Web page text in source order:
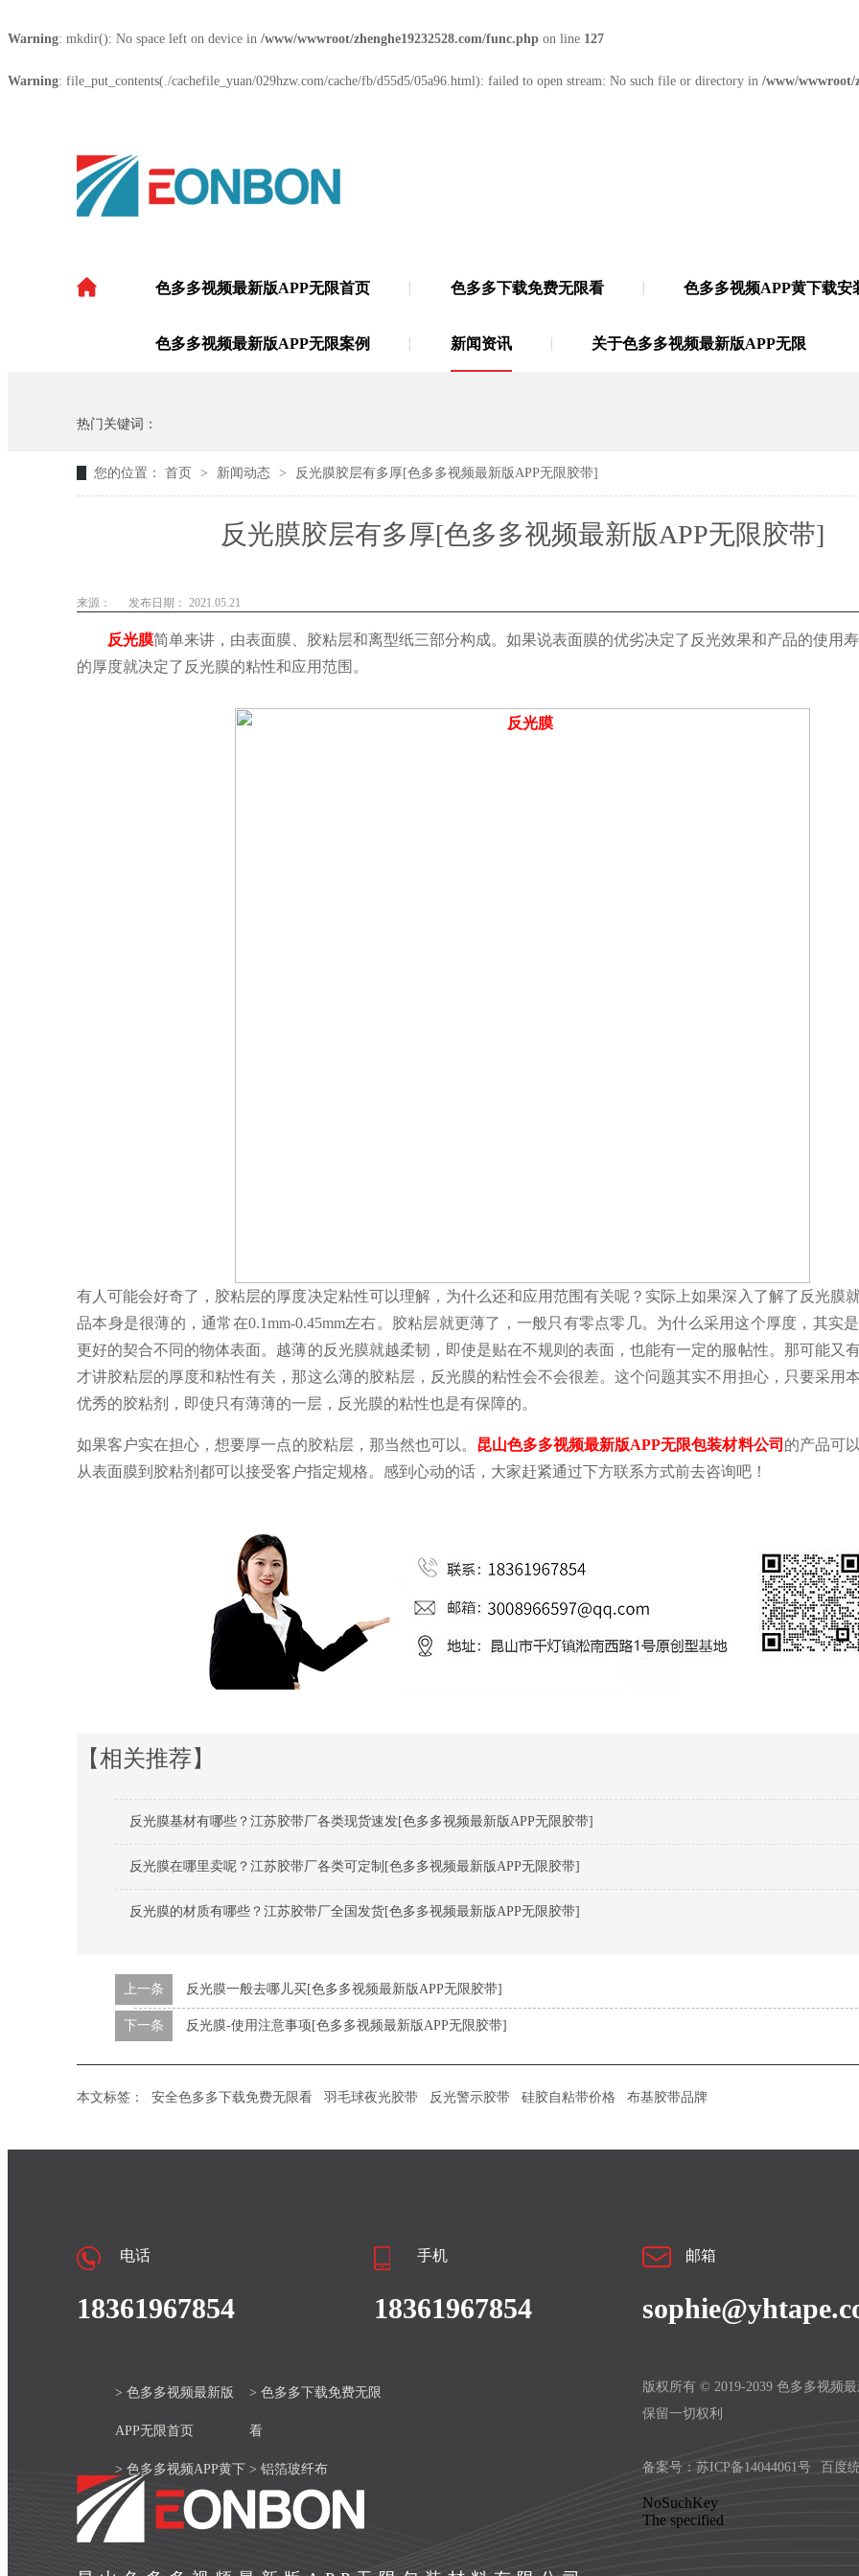
Warning: mkdir(): No space left on device in /www/wwwroot/zhenghe19232528.com/func.php on line 127
Warning: file_put_contents(./cachefile_yuan/029hzw.com/cache/fb/d55d5/05a96.html): failed to open stream: No such file or directory in /www/wwwroot/
色多多视频最新版APP无限首页 色多多下载免费无限看 色多多视频APP黄下载安
色多多视频最新版APP无限案例 新闻资讯 关于色多多视频最新版APP无限
热门关键词：
您的位置： 首页 > 新闻动态 > 反光膜胶层有多厚[色多多视频最新版APP无限胶带]
反光膜胶层有多厚[色多多视频最新版APP无限胶带]
来源： 发布日期： 2021.05.21
反光膜简单来讲，由表面膜、胶粘层和离型纸三部分构成。如果说表面膜的优劣决定了反光效果和产品的使用
的厚度就决定了反光膜的粘性和应用范围。
有人可能会好奇了，胶粘层的厚度决定粘性可以理解，为什么还和应用范围有关呢？实际上如果深入了解了反光膜
品本身是很薄的，通常在0.1mm-0.45mm左右。胶粘层就更薄了，一般只有零点零几。为什么采用这个厚度，其实
更好的契合不同的物体表面。越薄的反光膜就越柔韧，即使是贴在不规则的表面，也能有一定的服帖性。那可能又
才讲胶粘层的厚度和粘性有关，那这么薄的胶粘层，反光膜的粘性会不会很差。这个问题其实不用担心，只要采用
优秀的胶粘剂，即使只有薄薄的一层，反光膜的粘性也是有保障的。
如果客户实在担心，想要厚一点的胶粘层，那当然也可以。 昆山色多多视频最新版APP无限包装材料公司 的产品可
从表面膜到胶粘剂都可以接受客户指定规格。感到心动的话，大家赶紧通过下方联系方式前去咨询吧！
【相关推荐】
反光膜基材有哪些？江苏胶带厂各类现货速发[色多多视频最新版APP无限胶带]
反光膜在哪里卖呢？江苏胶带厂各类可定制[色多多视频最新版APP无限胶带]
反光膜的材质有哪些？江苏胶带厂全国发货[色多多视频最新版APP无限胶带]
上一条 反光膜一般去哪儿买[色多多视频最新版APP无限胶带]
下一条 反光膜-使用注意事项[色多多视频最新版APP无限胶带]
本文标签： 安全色多多下载免费无限看 羽毛球夜光胶带 反光警示胶带 硅胶自粘带价格 布基胶带品牌
电话
18361967854
手机
18361967854
邮箱
> 色多多视频最新版
APP无限首页
> 色多多下载免费无限
看
> 色多多视频APP黄下
载安装官网
> 铝箔玻纤布
> 产品中心
> 色多多视频最新版
版权所有 © 2019-2039 色多多视频
保留一切权利
备案号： 苏ICP备14044061号 百度